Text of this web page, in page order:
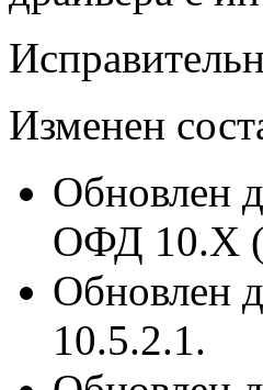
Изменен
Обновлен
ОФД 10.Х
Обновлен
10.5.2.1.